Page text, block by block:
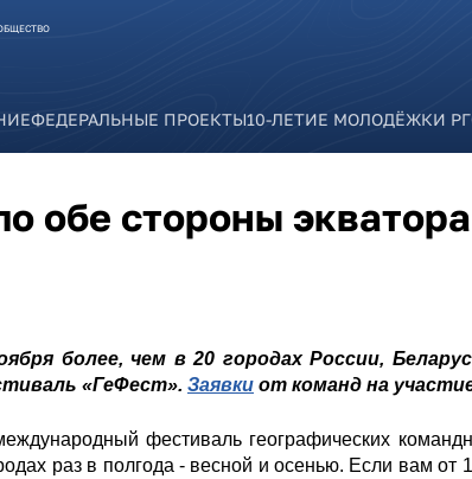
ФЕДЕРАЛЬНЫЕ ПРОЕКТЫ10-ЛЕТИЕ МОЛОДЁЖКИ
обе стороны экватора
более, чем в 20 городах России,
«ГеФест». Заявки от команд на
фестиваль географических
раз в полгода - весной и осенью. Если вам от